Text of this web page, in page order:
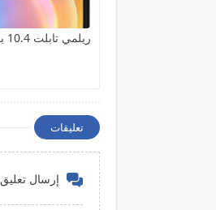
ريلمي تابلت 10.4 بوصة - ذهبي
تعليقات
إرسال تعليق